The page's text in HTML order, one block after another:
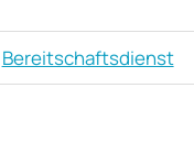
Bereitschaftsdienst